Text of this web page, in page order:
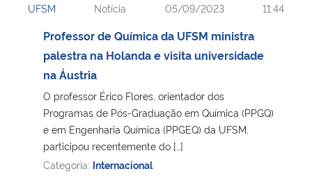
UFSM Notícia 05/09/2023 11:44
Professor de Química da UFSM ministra
palestra na Holanda e visita universidade
na Áustria
O professor Érico Flores, orientador dos
Programas de Pós-Graduação em Química (PPGQ)
e em Engenharia Química (PPGEQ) da UFSM,
participou recentemente do […]
Categoria: Internacional